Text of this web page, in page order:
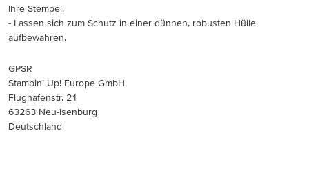
Ihre Stempel.
- Lassen sich zum Schutz in einer dünnen, robusten Hülle
aufbewahren.
GPSR
Stampin’ Up! Europe GmbH
Flughafenstr. 21
63263 Neu-Isenburg
Deutschland